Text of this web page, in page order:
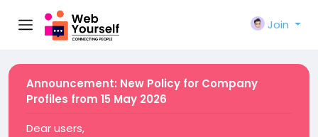
Join
Announcement: New Policy for Company
Profiles from 15 May 2026
Dear users,